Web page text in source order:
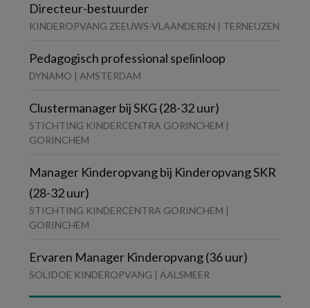
Directeur-bestuurder
KINDEROPVANG ZEEUWS-VLAANDEREN | TERNEUZEN
Pedagogisch professional spelinloop
DYNAMO | AMSTERDAM
Clustermanager bij SKG (28-32 uur)
STICHTING KINDERCENTRA GORINCHEM |
GORINCHEM
Manager Kinderopvang bij Kinderopvang SKR
(28-32 uur)
STICHTING KINDERCENTRA GORINCHEM |
GORINCHEM
Ervaren Manager Kinderopvang (36 uur)
SOLIDOE KINDEROPVANG | AALSMEER